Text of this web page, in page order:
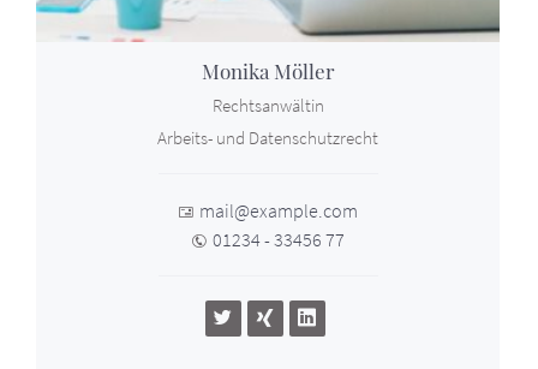
Monika Möller
Rechtsanwältin
Arbeits- und Datenschutzrecht
mail@example.com
01234 - 33456 77